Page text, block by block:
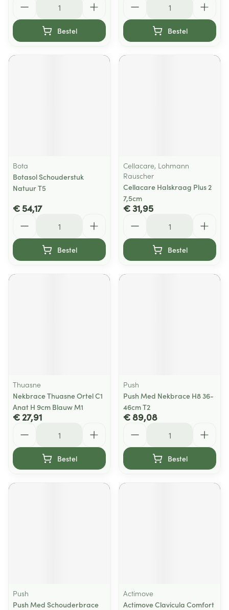
Bestel Bestel
Bota
Botasol Schouderstuk
Natuur T5
€ 54,17
Bestel
Cellacare, Lohmann
Rauscher
Cellacare Halskraag Plus 2
7,5cm
€ 31,95
Bestel
Thuasne
Nekbrace Thuasne Ortel C1
Anat H 9cm Blauw M1
€ 27,91
Bestel
Push
Push Med Nekbrace H8 36-
46cm T2
€ 89,08
Bestel
Push
Push Med Schouderbrace
Actimove
Actimove Clavicula Comfort